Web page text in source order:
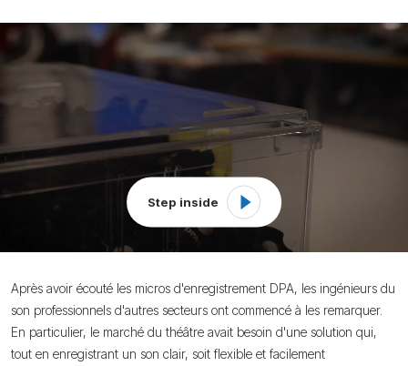
Step inside
Après avoir écouté les micros d'enregistrement DPA, les ingénieurs du
son professionnels d'autres secteurs ont commencé à les remarquer.
En particulier, le marché du théâtre avait besoin d'une solution qui,
tout en enregistrant un son clair, soit flexible et facilement